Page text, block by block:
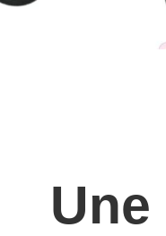
Une